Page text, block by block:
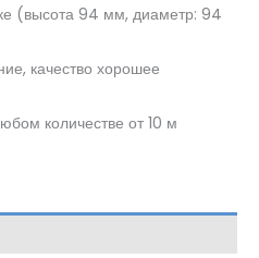
(высота 94 мм, диаметр: 94
качество хорошее
количестве от 10 м